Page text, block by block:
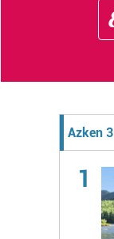
Azken
1